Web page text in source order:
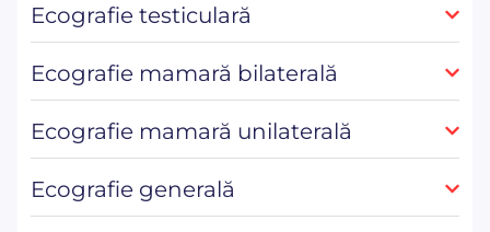
Ecografie testiculară
Ecografie mamară bilaterală
Ecografie mamară unilaterală
Ecografie generală